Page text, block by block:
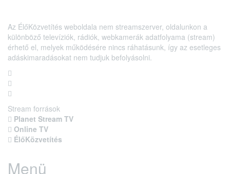
Az ÉlőKözvetítés weboldala nem streamszerver, oldalunkon a
különböző televíziók, rádiók, webkamerák adatfolyama (stream)
érhető el, melyek működésére nincs ráhatásunk, így az esetleges
adáskimaradásokat nem tudjuk befolyásolni.
Stream források
Planet Stream TV
Online TV
ÉlőKözvetítés
Menü